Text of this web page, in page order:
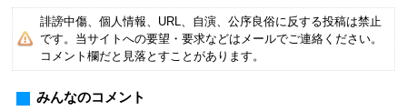
誹謗中傷、個人情報、URL、自演、公序良俗に反する投稿は禁止
です。当サイトへの要望・要求などはメールでご連絡ください。
コメント欄だと見落とすことがあります。
みんなのコメント